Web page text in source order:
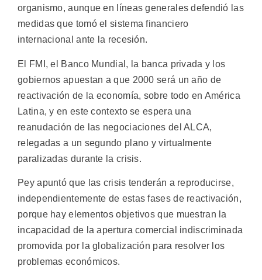
organismo, aunque en líneas generales defendió las
medidas que tomó el sistema financiero
internacional ante la recesión.
El FMI, el Banco Mundial, la banca privada y los
gobiernos apuestan a que 2000 será un año de
reactivación de la economía, sobre todo en América
Latina, y en este contexto se espera una
reanudación de las negociaciones del ALCA,
relegadas a un segundo plano y virtualmente
paralizadas durante la crisis.
Pey apuntó que las crisis tenderán a reproducirse,
independientemente de estas fases de reactivación,
porque hay elementos objetivos que muestran la
incapacidad de la apertura comercial indiscriminada
promovida por la globalización para resolver los
problemas económicos.